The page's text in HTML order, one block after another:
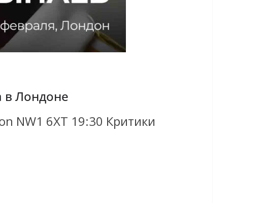
в Лондоне
NW1 6XT 19:30 Критики